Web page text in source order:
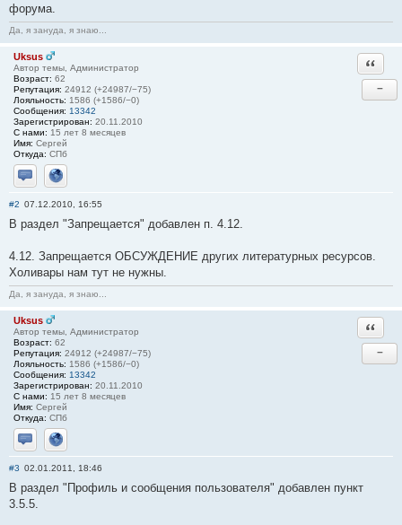
форума.
Да, я зануда, я знаю...
Uksus
Автор темы, Администратор
Возраст: 62
Репутация: 24912 (+24987/−75)
Лояльность: 1586 (+1586/−0)
Сообщения: 13342
Зарегистрирован: 20.11.2010
С нами: 15 лет 8 месяцев
Имя: Сергей
Откуда: СПб
Отправить личное сообщение
Сайт
−
#2 07.12.2010, 16:55
В раздел "Запрещается" добавлен п. 4.12.
4.12. Запрещается ОБСУЖДЕНИЕ других литературных ресурсов.
Холивары нам тут не нужны.
Да, я зануда, я знаю...
Uksus
Автор темы, Администратор
Возраст: 62
Репутация: 24912 (+24987/−75)
Лояльность: 1586 (+1586/−0)
Сообщения: 13342
Зарегистрирован: 20.11.2010
С нами: 15 лет 8 месяцев
Имя: Сергей
Откуда: СПб
Отправить личное сообщение
Сайт
−
#3 02.01.2011, 18:46
В раздел "Профиль и сообщения пользователя" добавлен пункт
3.5.5.